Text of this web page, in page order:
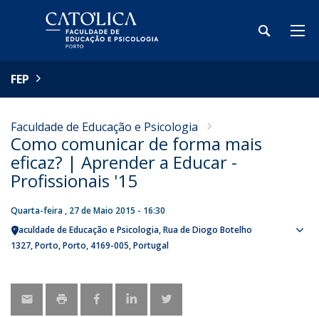
FEP
Faculdade de Educação e Psicologia
Como comunicar de forma mais
eficaz? | Aprender a Educar -
Profissionais '15
Quarta-feira , 27 de Maio 2015 - 16:30
Faculdade de Educação e Psicologia Rua de Diogo Botelho
1327 Porto Porto 4169-005 Portugal